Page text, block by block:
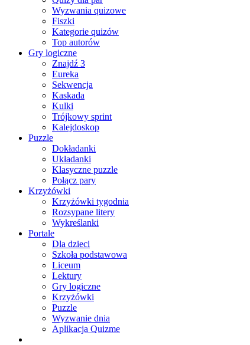
Wyzwania quizowe
Fiszki
Kategorie quizów
Top autorów
Gry logiczne
Znajdź 3
Eureka
Sekwencja
Kaskada
Kulki
Trójkowy sprint
Kalejdoskop
Puzzle
Dokładanki
Układanki
Klasyczne puzzle
Połącz pary
Krzyżówki
Krzyżówki tygodnia
Rozsypane litery
Wykreślanki
Portale
Dla dzieci
Szkoła podstawowa
Liceum
Lektury
Gry logiczne
Krzyżówki
Puzzle
Wyzwanie dnia
Aplikacja Quizme